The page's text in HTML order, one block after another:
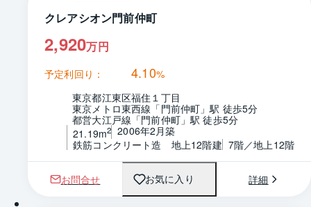
クレアシオン門前仲町
2,920万円
予定利回り： 4.10%
東京都江東区福住１丁目
東京メトロ東西線「門前仲町」駅 徒歩5分
都営大江戸線「門前仲町」駅 徒歩5分
21.19m2 2006年2月築
鉄筋コンクリート造　地上12階建 7階／地上12階
お問合せ お気に入り 詳細
1 / 0